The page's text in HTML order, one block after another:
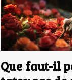
Que faut-il